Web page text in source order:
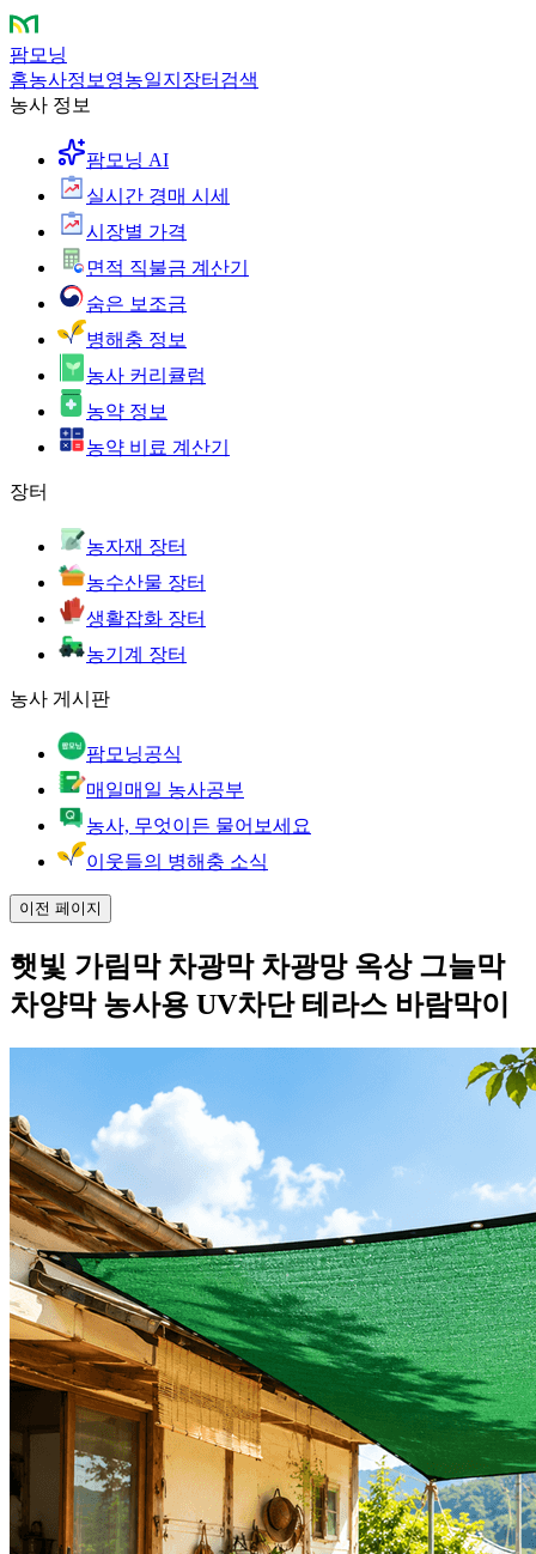
팜모닝
홈농사정보 영농일지 장터 검색
농사 정보
팜모닝 AI
실시간 경매 시세
시장별 가격
면적 직불금 계산기
숨은 보조금
병해충 정보
농사 커리큘럼
농약 정보
농약 비료 계산기
장터
농자재 장터
농수산물 장터
생활잡화 장터
농기계 장터
농사 게시판
팜모닝공식
매일매일 농사공부
농사, 무엇이든 물어보세요
이웃들의 병해충 소식
이전 페이지
햇빛 가림막 차광막 차광망 옥상 그늘막
차양막 농사용 UV차단 테라스 바람막이